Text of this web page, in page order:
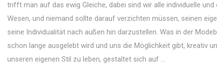
trifft man auf das ewig Gleiche, dabei sind wir alle individuelle und
Wesen, und niemand sollte darauf verzichten müssen, seinen
seine Individualität nach außen hin darzustellen. Was in der
schon lange ausgelebt wird und uns die Möglichkeit gibt, kreativ
unseren eigenen Stil zu leben, gestaltet sich auf ...